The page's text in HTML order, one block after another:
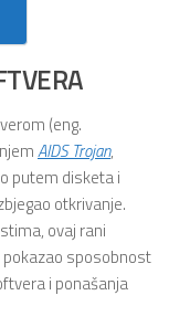
(eng.
AIDS Trojan,
putem disketa i
otkrivanje.
ovaj rani
sposobnost
i ponašanja